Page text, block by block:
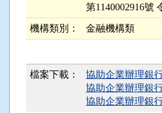
第1140002916號
機構類別： 金融機構類
檔案下載：
協助企業辦理銀
協助企業辦理銀
協助企業辦理銀